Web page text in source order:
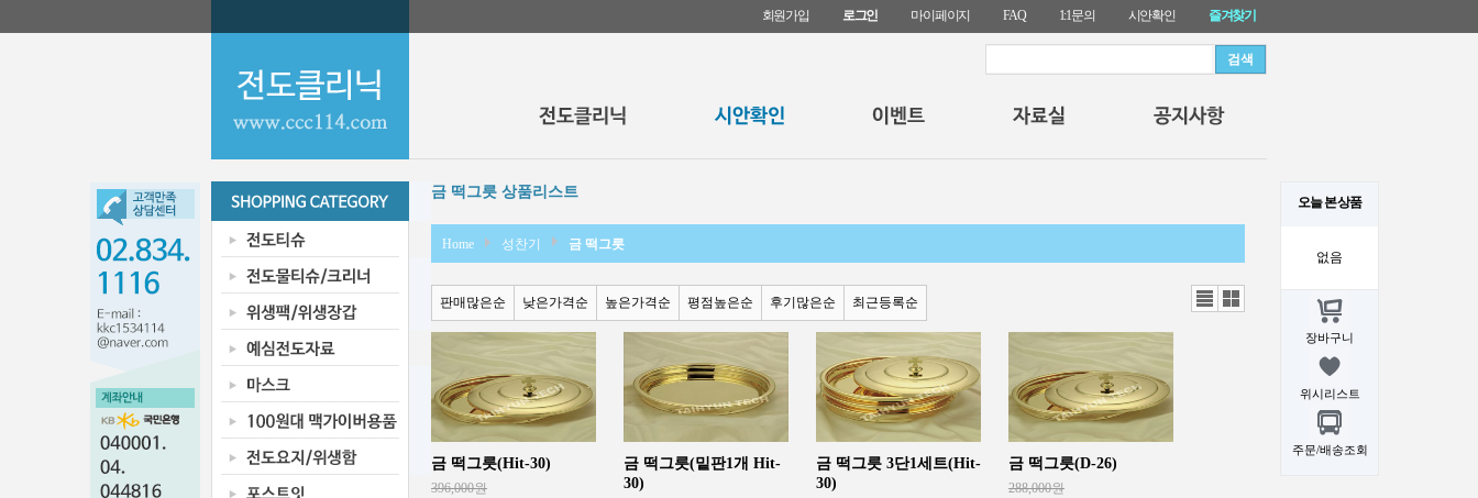
회원가입 로그인 마이페이지 FAQ 1:1문의 시안확인 즐겨찾기
오늘 본 상품
없음
장바구니
위시리스트
주문/배송조회
금 떡그릇 상품리스트
Home 성찬기 금 떡그릇
판매많은순 낮은가격순 높은가격순 평점높은순 후기많은순 최근등록순
리스
트뷰
갤러
리뷰
금 떡그릇(Hit-30)
396,000원
금 떡그릇(밑판1개 Hit-
30)
금 떡그릇 3단1세트(Hit-
30)
금 떡그릇(D-26)
288,000원